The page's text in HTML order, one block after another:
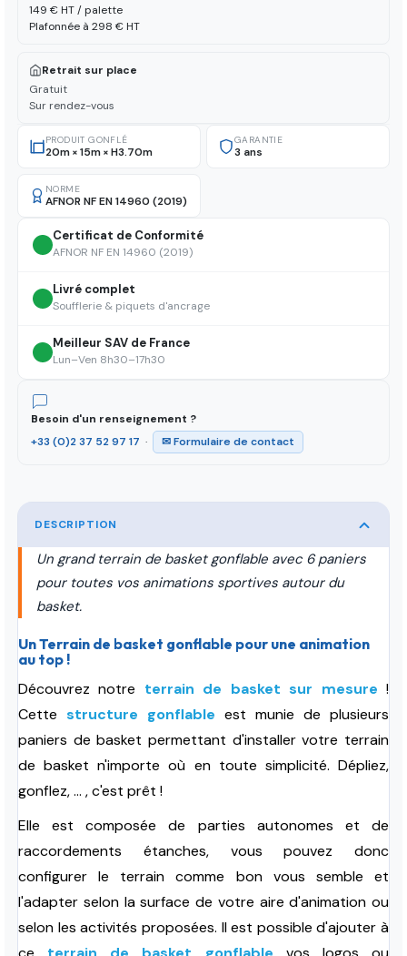
149 € HT / palette
Plafonnée à 298 € HT
Retrait sur place
Gratuit
Sur rendez-vous
PRODUIT GONFLÉ
20m × 15m × H3.70m
GARANTIE
3 ans
NORME
AFNOR NF EN 14960 (2019)
Certificat de Conformité
AFNOR NF EN 14960 (2019)
Livré complet
Soufflerie & piquets d'ancrage
Meilleur SAV de France
Lun–Ven 8h30–17h30
Besoin d'un renseignement ?
+33 (0)2 37 52 97 17 · ✉ Formulaire de contact
DESCRIPTION
Un grand terrain de basket gonflable avec 6 paniers
pour toutes vos animations sportives autour du
basket.
Un Terrain de basket gonflable pour une animation
au top !
Découvrez notre terrain de basket sur mesure !
Cette structure gonflable est munie de plusieurs
paniers de basket permettant d'installer votre terrain
de basket n'importe où en toute simplicité. Dépliez,
gonflez, ... , c'est prêt !
Elle est composée de parties autonomes et de
raccordements étanches, vous pouvez donc
configurer le terrain comme bon vous semble et
l'adapter selon la surface de votre aire d'animation ou
selon les activités proposées. Il est possible d'ajouter à